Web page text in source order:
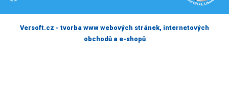
Versoft.cz - tvorba www webových stránek, internetových
obchodů a e-shopů